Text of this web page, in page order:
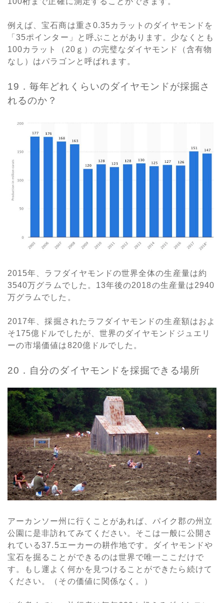
例えば、宝石商は重さ0.35カラットのダイヤモンドを
「35ポインター」と呼ぶことがあります。少なくとも
100カラット（20ｇ）の完璧なダイヤモンド（含有物
なし）はパラゴンと呼ばれます。
19．毎年どれくらいのダイヤモンドが採掘さ
れるのか？
2015年、ラフダイヤモンドの世界全体の生産量は約
3540万グラムでした。13年後の2018の生産量は2940
万グラムでした。
2017年、採掘されたラフダイヤモンドの生産額はおよ
そ175億ドルでしたが、世界のダイヤモンドジュエリ
ーの市場価値は820億ドルでした。
20．自分のダイヤモンドを採掘できる場所
アーカンソー州に行くことがあれば、パイク郡の州立
公園に是非訪れてみてください。そこは一般に公開さ
れている37.5エーカーの耕作地です。ダイヤモンドや
宝石を掘ることができるのは世界で唯一ここだけで
す。もし運よく何かを見つけることができたら続けて
ください。（その価値に関係なく。）